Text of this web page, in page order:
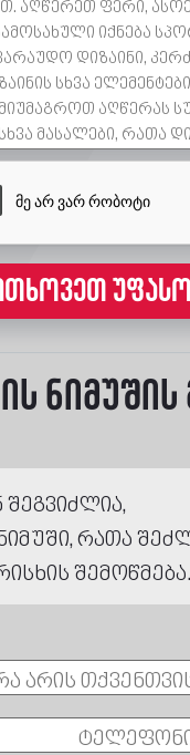
უფასო
ნიმუშის
რათა
შემოწმება.